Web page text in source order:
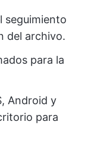
seguimiento
del archivo.
para la
Android y
para